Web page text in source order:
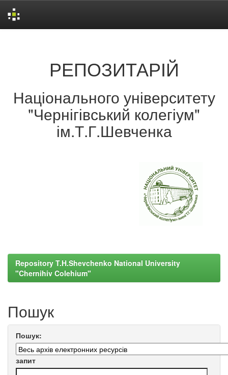
РЕПОЗИТАРІЙ
Національного університету
"Чернігівський колегіум"
ім.Т.Г.Шевченка
Repository T.H.Shevchenko National University
"Chernihiv Colehium"
Пошук
Пошук:
запит